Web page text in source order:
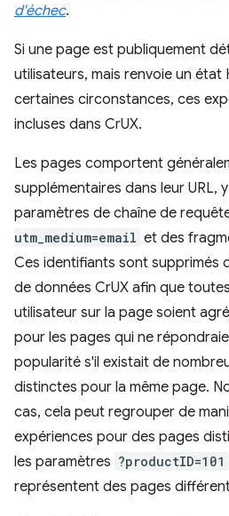
d'échec.
Si une page est publiquement
utilisateurs, mais renvoie un état
certaines circonstances, ces
incluses dans CrUX.
Les pages comportent
supplémentaires dans leur URL,
paramètres de chaîne de
utm_medium=email et des
Ces identifiants sont supprimés
de données CrUX afin que
utilisateur sur la page soient
pour les pages qui ne
popularité s'il existait de
distinctes pour la même page.
cas, cela peut regrouper de
expériences pour des pages
les paramètres ?productID=101
représentent des pages